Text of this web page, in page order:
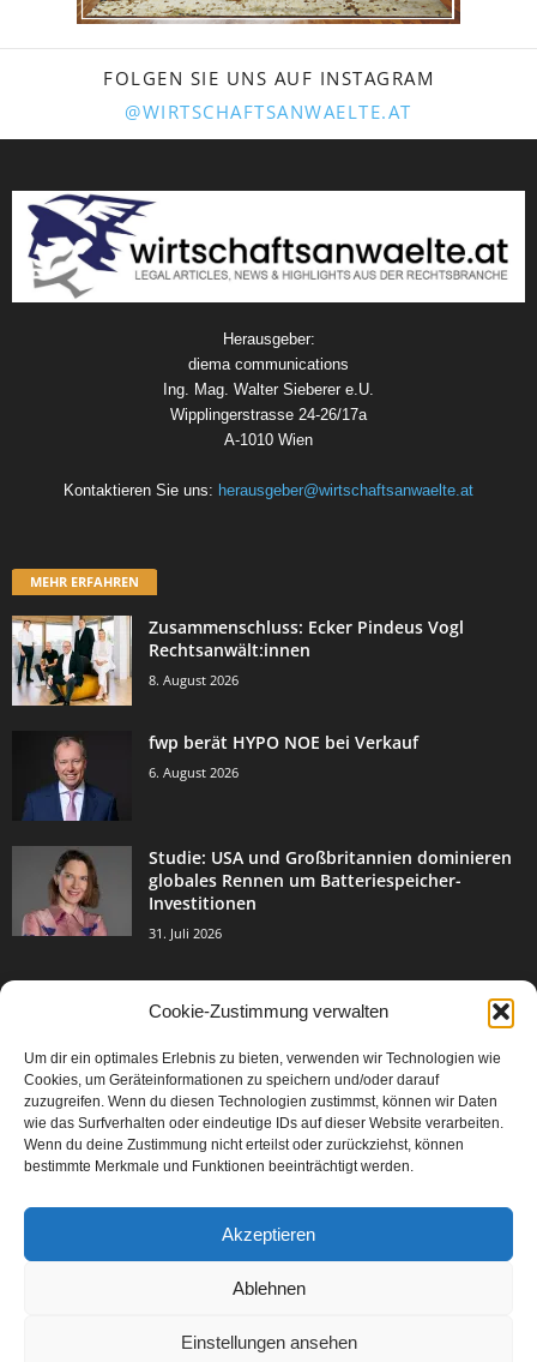
Cookie-Zustimmung verwalten
Um dir ein optimales Erlebnis zu bieten, verwenden wir Technologien wie
Cookies, um Geräteinformationen zu speichern und/oder darauf
zuzugreifen. Wenn du diesen Technologien zustimmst, können wir Daten
wie das Surfverhalten oder eindeutige IDs auf dieser Website verarbeiten.
Wenn du deine Zustimmung nicht erteilst oder zurückziehst, können
bestimmte Merkmale und Funktionen beeinträchtigt werden.
Akzeptieren
Ablehnen
Einstellungen ansehen
FOLGEN SIE UNS AUF INSTAGRAM
@WIRTSCHAFTSANWAELTE.AT
Herausgeber:
diema communications
Ing. Mag. Walter Sieberer e.U.
Wipplingerstrasse 24-26/17a
A-1010 Wien
Kontaktieren Sie uns: herausgeber@wirtschaftsanwaelte.at
MEHR ERFAHREN
Zusammenschluss: Ecker Pindeus Vogl
Rechtsanwält:innen
8. August 2026
fwp berät HYPO NOE bei Verkauf
6. August 2026
Studie: USA und Großbritannien dominieren
globales Rennen um Batteriespeicher-
Investitionen
31. Juli 2026
Events & Success 3004
Breaking News 2067
Aktuelles
Featured Article
Karriere 567